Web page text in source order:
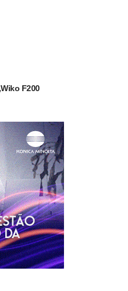
Wiko F200